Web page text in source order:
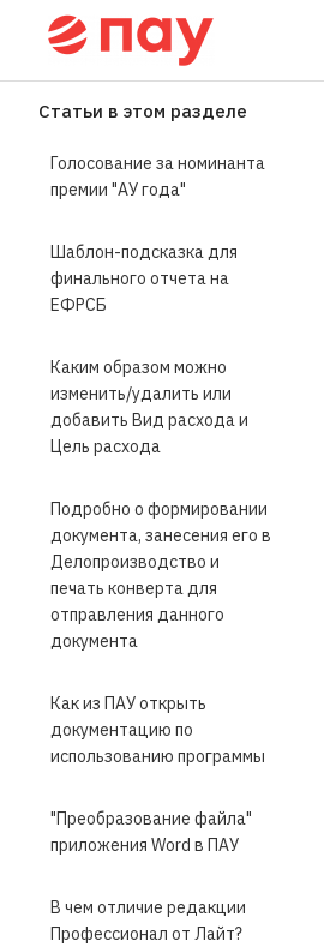
Статьи в этом разделе
Голосование за номинанта
премии "АУ года"
Шаблон-подсказка для
финального отчета на
ЕФРСБ
Каким образом можно
изменить/удалить или
добавить Вид расхода и
Цель расхода
Подробно о формировании
документа, занесения его в
Делопроизводство и
печать конверта для
отправления данного
документа
Как из ПАУ открыть
документацию по
использованию программы
"Преобразование файла"
приложения Word в ПАУ
В чем отличие редакции
Профессионал от Лайт?